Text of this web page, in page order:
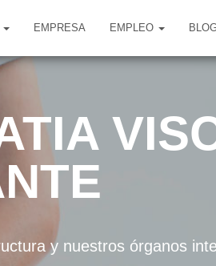
EMPRESA EMPLEO
y nuestros órganos